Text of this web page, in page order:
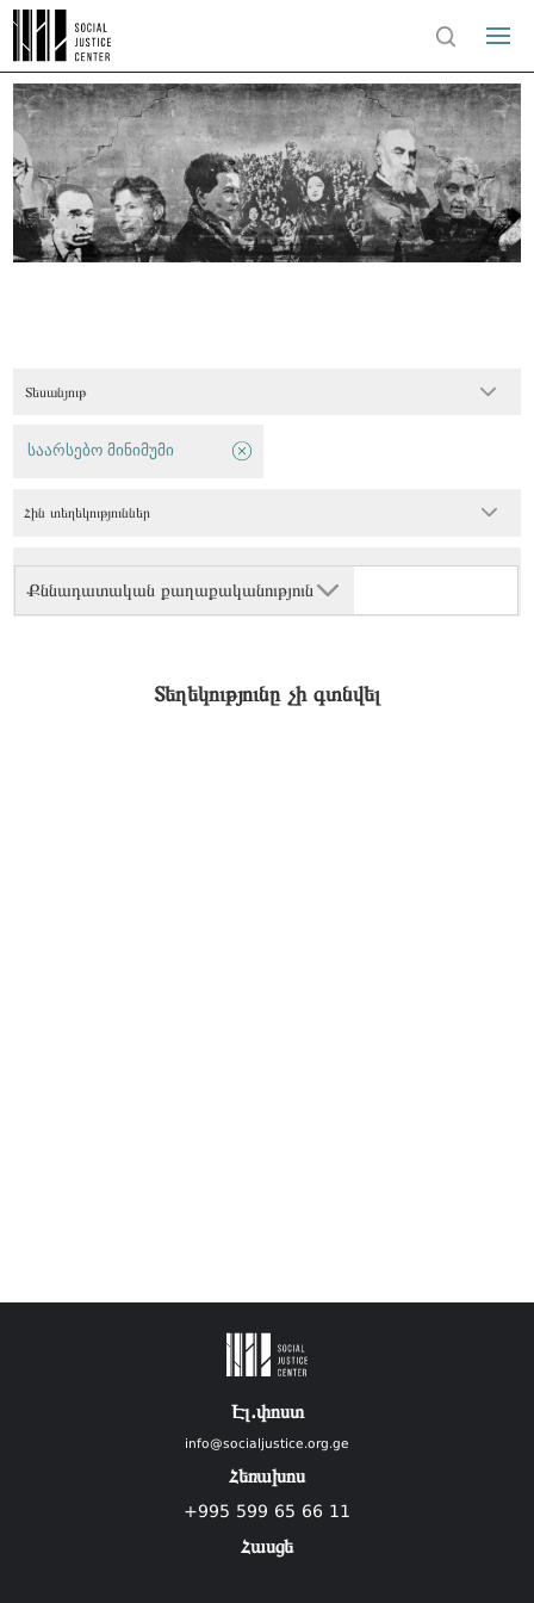
Տեսանյութ
Քննադատական քաղաքականություն
საარსებო მინიმუმი
Հին տեղեկություններ
Տեղեկությունը չի գտնվել
Էլ.փոստ
info@socialjustice.org.ge
Հեռախոս
+995 599 65 66 11
Հասցե